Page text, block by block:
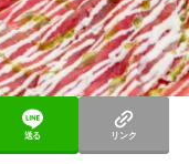
送る リンク